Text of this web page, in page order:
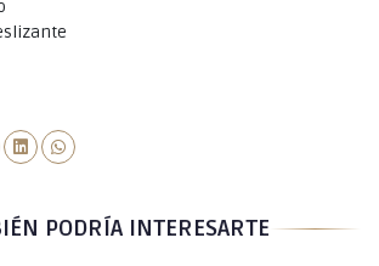
PODRÍA INTERESARTE